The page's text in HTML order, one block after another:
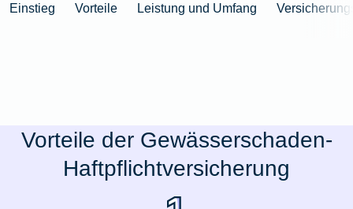
Einstieg Vorteile Leistung und Umfang
Vorteile der Gewässerschaden-
Haftpflichtversicherung